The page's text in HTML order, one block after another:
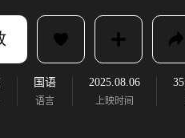
国语
语言
2025.08.06
上映时间